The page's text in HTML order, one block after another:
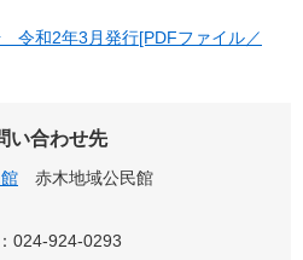
令和2年3月発行[PDFファイル／
い合わせ先
赤木地域公民館
024-924-0293